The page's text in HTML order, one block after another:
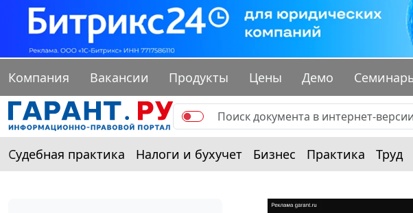
Компания Вакансии Продукты Цены Демо
Судебная практика Налоги и бухучет Бизнес Практика Труд